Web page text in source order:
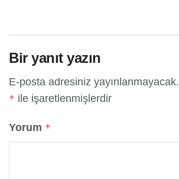
Bir yanıt yazın
E-posta adresiniz yayınlanmayacak.
* ile işaretlenmişlerdir
Yorum *